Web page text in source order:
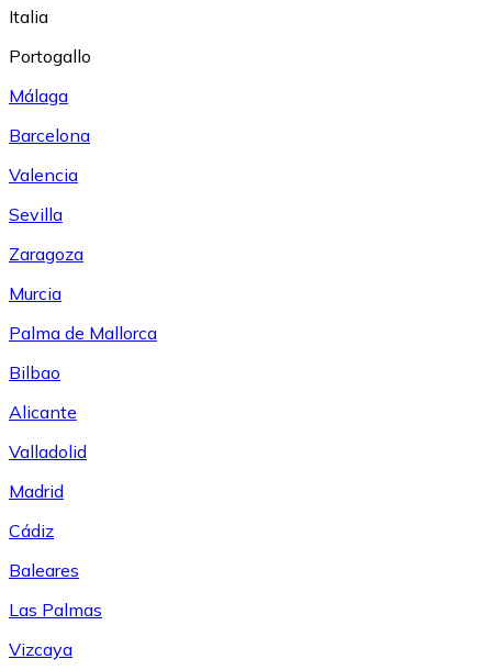
Italia
Portogallo
Málaga
Barcelona
Valencia
Sevilla
Zaragoza
Murcia
Palma de Mallorca
Bilbao
Alicante
Valladolid
Madrid
Cádiz
Baleares
Las Palmas
Vizcaya